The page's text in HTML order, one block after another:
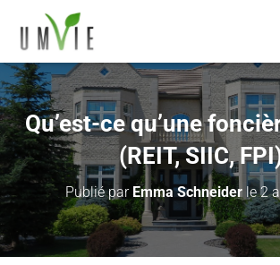
Qu’est-ce qu’une
(REIT, SIIC,
Publié parEmma Schneiderle2